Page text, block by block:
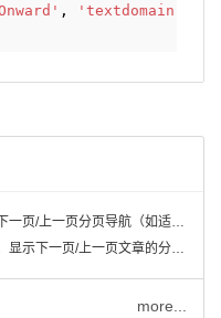
页/上一页分页导航（如适用）
示下一页/上一页文章的分页导航
more...
, 'textdomain'